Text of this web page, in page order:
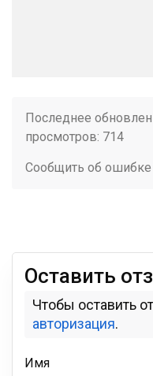
Последнее
просмотров: 714
Сообщить об ошибке
Оставить
Чтобы оставить
авторизация.
Имя